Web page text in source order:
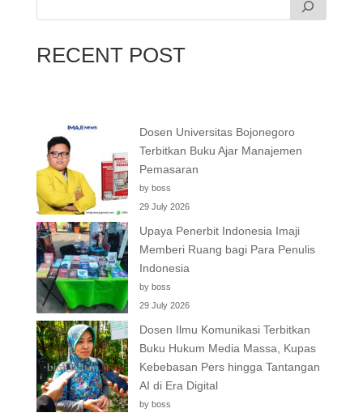
RECENT POST
Dosen Universitas Bojonegoro
Terbitkan Buku Ajar Manajemen
Pemasaran
by boss
29 July 2026
Upaya Penerbit Indonesia Imaji
Memberi Ruang bagi Para Penulis
Indonesia
by boss
29 July 2026
Dosen Ilmu Komunikasi Terbitkan
Buku Hukum Media Massa, Kupas
Kebebasan Pers hingga Tantangan
AI di Era Digital
by boss